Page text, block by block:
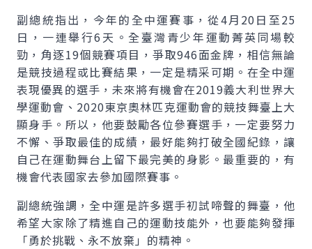
副總統指出，今年的全中運賽事，從4月20日至25
日，一連舉行6天。全臺灣青少年運動菁英同場較
勁，角逐19個競賽項目，爭取946面金牌，相信無論
是競技過程或比賽結果，一定是精采可期。在全中運
表現優異的選手，未來將有機會在2019義大利世界大
學運動會、2020東京奧林匹克運動會的競技舞臺上大
顯身手。所以，他要鼓勵各位參賽選手，一定要努力
不懈、爭取最佳的成績，最好能夠打破全國紀錄，讓
自己在運動舞台上留下最完美的身影。最重要的，有
機會代表國家去參加國際賽事。
副總統強調，全中運是許多選手初試啼聲的舞臺，他
希望大家除了精進自己的運動技能外，也要能夠發揮
「勇於挑戰、永不放棄」的精神。